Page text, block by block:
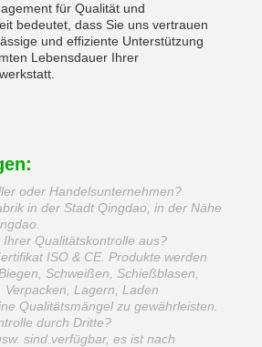
für Qualität und
bedeutet, dass Sie uns vertrauen
und effiziente Unterstützung
Lebensdauer Ihrer
oder Handelsunternehmen?
in der Stadt Qingdao, in der Nähe
Qualitätskontrolle aus?
ISO & CE. Produkte werden
Schweißen, Schießblasen,
Verpacken, Lagern, Laden
Qualitätsmängel zu gewährleisten.
durch Dritte?
sind verfügbar, es ist nach